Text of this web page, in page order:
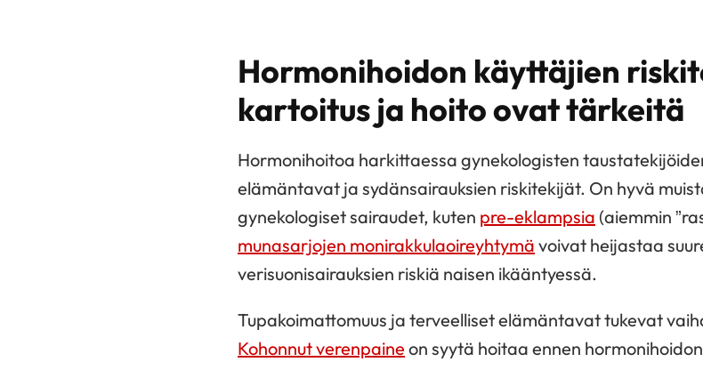
Hormonihoidon käyttäjien
kartoitus ja hoito ovat tärkeitä
Hormonihoitoa harkittaessa gynekologisten
elämäntavat ja sydänsairauksien riskitekijät. On hyvä
gynekologiset sairaudet, kuten pre-eklampsia (aiemmin
munasarjojen monirakkulaoireyhtymä voivat heijastaa
verisuonisairauksien riskiä naisen ikääntyessä.
Tupakoimattomuus ja terveelliset elämäntavat tukevat
Kohonnut verenpaine on syytä hoitaa ennen